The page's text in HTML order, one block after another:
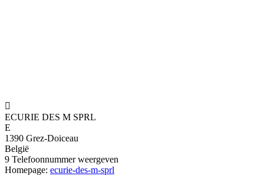

ECURIE DES M SPRL
E
1390 Grez-Doiceau
België
9 Telefoonnummer weergeven
Homepage: ecurie-des-m-sprl